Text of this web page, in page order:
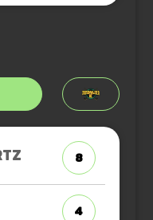
8
4